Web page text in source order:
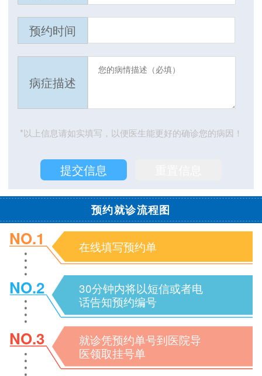
预约时间
病症描述
*以上信息请如实填写，以便医生能更好的确诊您的病因！
预约就诊流程图
NO.1 在线填写预约单
NO.2
30分钟内将以短信或者电
话告知预约编号
NO.3
就诊凭预约单号到医院导
医领取挂号单